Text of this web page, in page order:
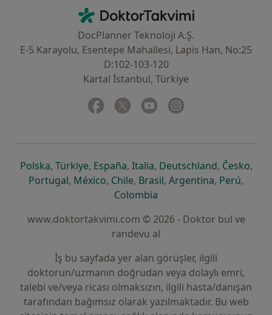
DoktorTakvimi - Ana Sayfa
DocPlanner Teknoloji A.Ş.
E-5 Karayolu, Esentepe Mahallesi, Lapis Han, No:25
D:102-103-120
Kartal İstanbul, Türkiye
Facebook
yeni bir sekmede açılır
Twitter
yeni bir sekmede açılır
Youtube
yeni bir sekmede açılır
Polskayeni bir sekmede açılır
, Türkiyeyeni bir sekmede açılır
, Españayeni bir sekmede açılır
, Italiayeni bir sekmede açılır
, Deutschlandyeni bir
, Českoyeni
,
Portugalyeni bir sekmede açılır
, Méxicoyeni bir sekmede açılır
, Chileyeni bir sekmede açılır
, Brasilyeni bir sekmede açılır
, Argentinayeni bir
, Perúyeni
,
Colombia
www.doktortakvimi.com © 2026 - Doktor bul ve
randevu al
İş bu sayfada yer alan görüşler, ilgili
doktorun/uzmanın doğrudan veya dolaylı emri,
talebi ve/veya ricası olmaksızın, ilgili hasta/danışan
tarafından bağımsız olarak yazılmaktadır. Bu web